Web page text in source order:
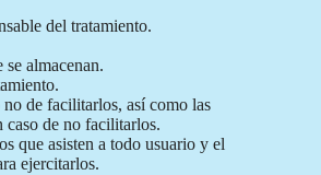
del tratamiento.
almacenan.
de facilitarlos, así como las
caso de no facilitarlos.
que asisten a todo usuario y el
ejercitarlos.